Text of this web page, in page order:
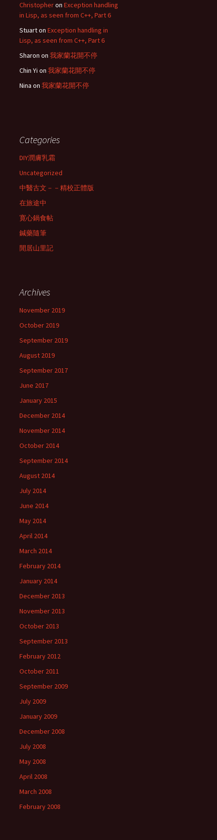
Christopheron Exception handling
in Lisp, as seen from C++, Part 6
Stuarton Exception handling in
Lisp, as seen from C++, Part 6
Sharon on 我家蘭花開不停
Chin Yi on 我家蘭花開不停
Nina on 我家蘭花開不停
Categories
DIY潤膚乳霜
Uncategorized
中醫古文－－精校正體版
在旅途中
寛心鍋食帖
鍼藥隨筆
閒居山里記
Archives
November 2019
October 2019
September 2019
August 2019
September 2017
June 2017
January 2015
December 2014
November 2014
October 2014
September 2014
August 2014
July 2014
June 2014
May 2014
April 2014
March 2014
February 2014
January 2014
December 2013
November 2013
October 2013
September 2013
February 2012
October 2011
September 2009
July 2009
January 2009
December 2008
July 2008
May 2008
April 2008
March 2008
February 2008